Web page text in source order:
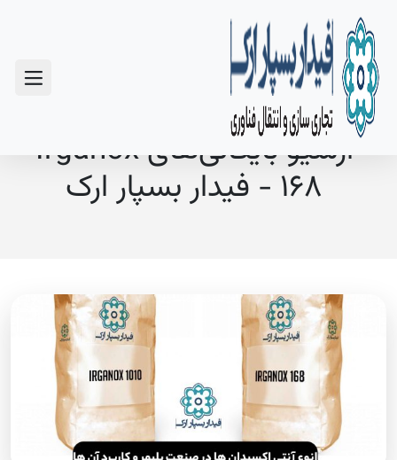
آرشیو بایگانی‌های Irganox
168 - فیدار بسپار ارک